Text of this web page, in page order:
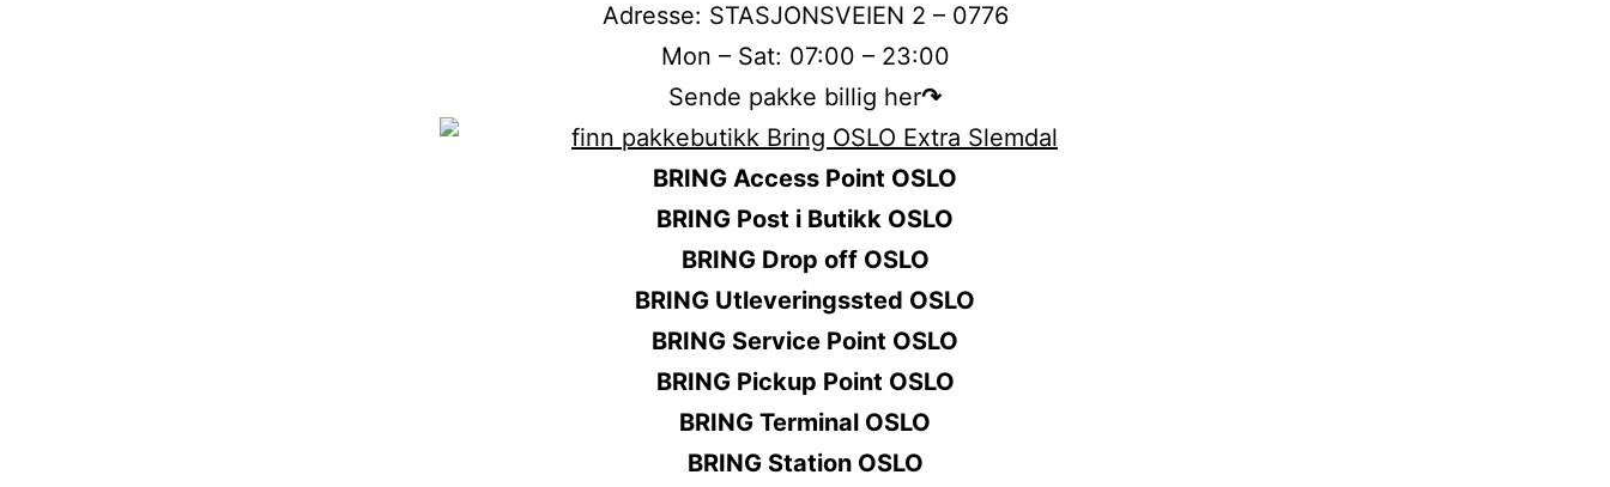
Adresse: STASJONSVEIEN 2 – 0776
Mon – Sat: 07:00 – 23:00
Sende pakke billig her↷
BRING Access Point OSLO
BRING Post i Butikk OSLO
BRING Drop off OSLO
BRING Utleveringssted OSLO
BRING Service Point OSLO
BRING Pickup Point OSLO
BRING Terminal OSLO
BRING Station OSLO